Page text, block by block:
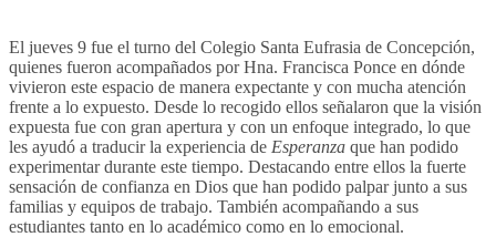
El jueves 9 fue el turno del Colegio Santa Eufrasia de Concepción,
quienes fueron acompañados por Hna. Francisca Ponce en dónde
vivieron este espacio de manera expectante y con mucha atención
frente a lo expuesto. Desde lo recogido ellos señalaron que la visión
expuesta fue con gran apertura y con un enfoque integrado, lo que
les ayudó a traducir la experiencia de Esperanza que han podido
experimentar durante este tiempo. Destacando entre ellos la fuerte
sensación de confianza en Dios que han podido palpar junto a sus
familias y equipos de trabajo. También acompañando a sus
estudiantes tanto en lo académico como en lo emocional.